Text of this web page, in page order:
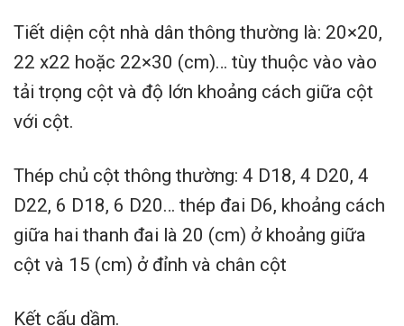
Tiết diện cột nhà dân thông thường là: 20×20,
22 x22 hoặc 22×30 (cm)… tùy thuộc vào vào
tải trọng cột và độ lớn khoảng cách giữa cột
với cột.
Thép chủ cột thông thường: 4 D18, 4 D20, 4
D22, 6 D18, 6 D20… thép đai D6, khoảng cách
giữa hai thanh đai là 20 (cm) ở khoảng giữa
cột và 15 (cm) ở đỉnh và chân cột
Kết cấu dầm.